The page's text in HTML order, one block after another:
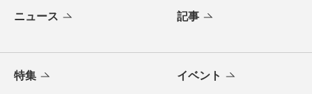
ニュース 記事
特集 イベント